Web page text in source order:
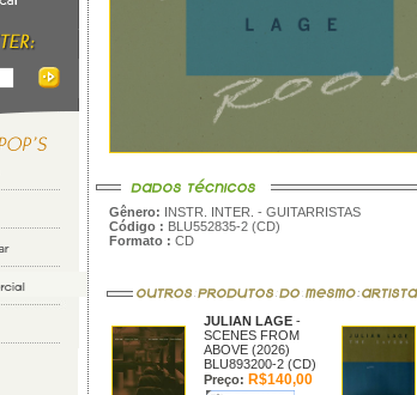
Gênero: INSTR. INTER. - GUITARRISTAS
Código : BLU552835-2 (CD)
Formato : CD
JULIAN LAGE -
SCENES FROM
ABOVE (2026)
BLU893200-2 (CD)
Preço: R$140,00